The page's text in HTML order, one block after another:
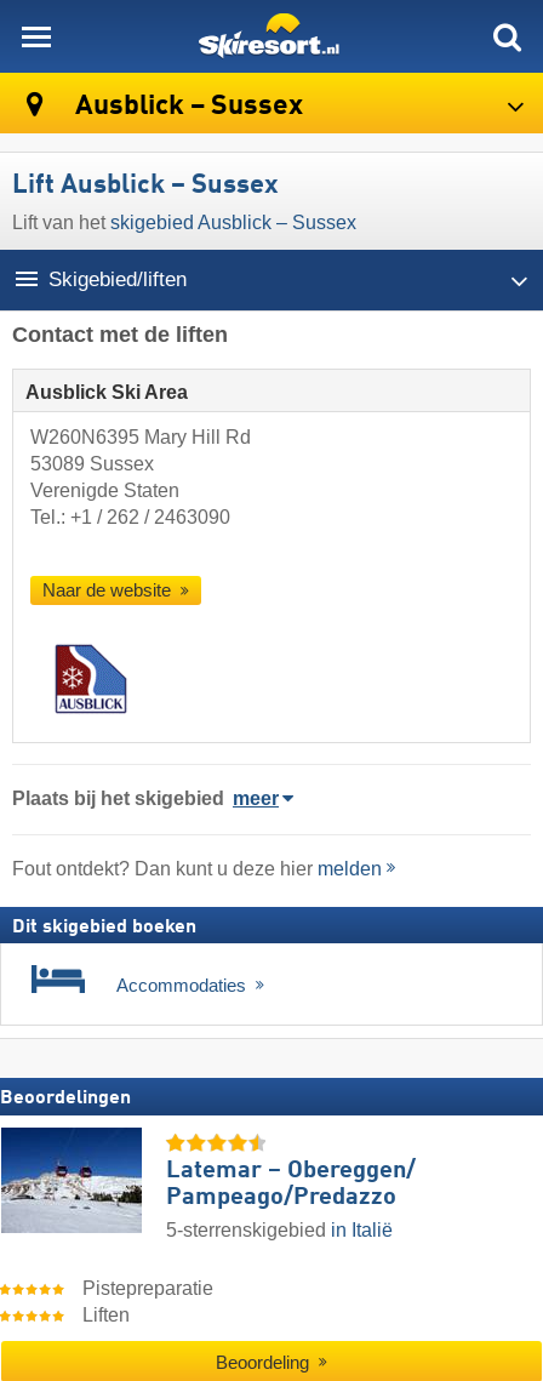
Ausblick – Sussex
Lift Ausblick – Sussex
Lift van hetskigebied Ausblick – Sussex
Skigebied/liften
Contact met de liften
Ausblick Ski Area
W260N6395 Mary Hill Rd
53089 Sussex
Verenigde Staten
Tel.: +1 / 262 / 2463090
Naar de website
Plaats bij het skigebied meer
Fout ontdekt? Dan kunt u deze hier melden
Dit skigebied boeken
Accommodaties
Beoordelingen
Latemar – Obereggen/​
Pampeago/​Predazzo
5-sterrenskigebied in Italië
Pistepreparatie
Liften
Beoordeling